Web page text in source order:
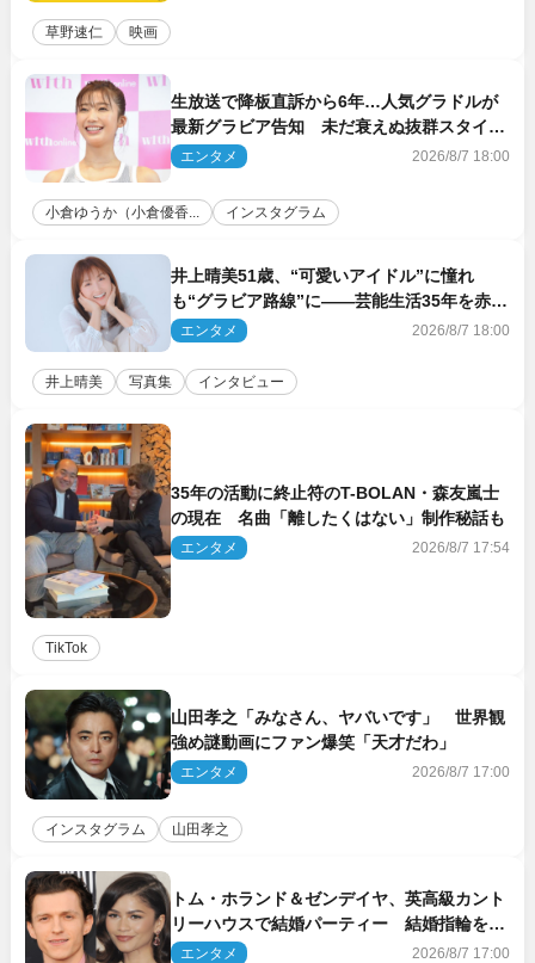
草野速仁 映画
生放送で降板直訴から6年…人気グラドルが
最新グラビア告知 未だ衰えぬ抜群スタイル
に反響
エンタメ 2026/8/7 18:00
小倉ゆうか（小倉優香... インスタグラム
井上晴美51歳、“可愛いアイドル”に憧れ
も“グラビア路線”に――芸能生活35年を赤
裸々に語る 27年ぶりに写真集発売
エンタメ 2026/8/7 18:00
井上晴美 写真集 インタビュー
35年の活動に終止符のT-BOLAN・森友嵐士
の現在 名曲「離したくはない」制作秘話も
エンタメ 2026/8/7 17:54
TikTok
山田孝之「みなさん、ヤバいです」 世界観
強め謎動画にファン爆笑「天才だわ」
エンタメ 2026/8/7 17:00
インスタグラム 山田孝之
トム・ホランド＆ゼンデイヤ、英高級カント
リーハウスで結婚パーティー 結婚指輪を身
に着けたトムも初キャッチ
エンタメ 2026/8/7 17:00